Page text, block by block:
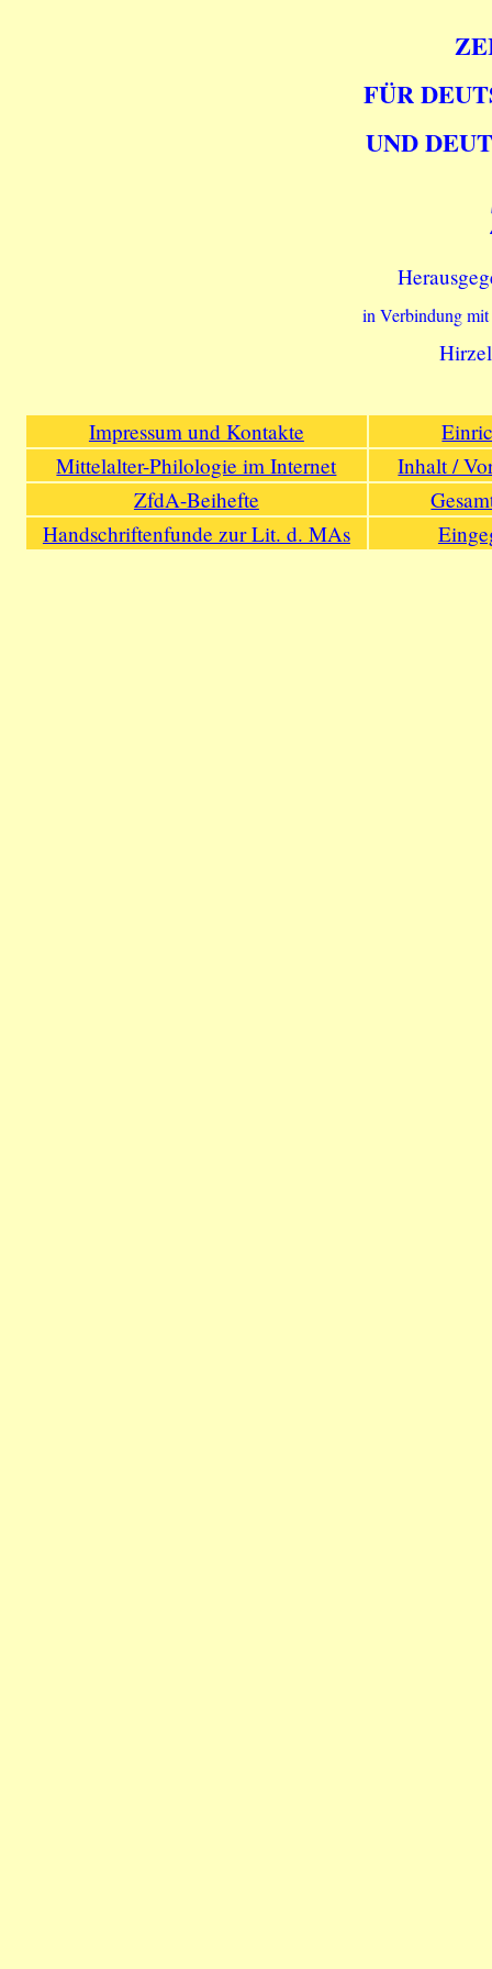
FÜR
UND
in Verbindung
Impressum und Kontakte
Mittelalter-Philologie im Internet
Inhalt /
ZfdA-Beihefte
Handschriftenfunde zur Lit. d. MAs